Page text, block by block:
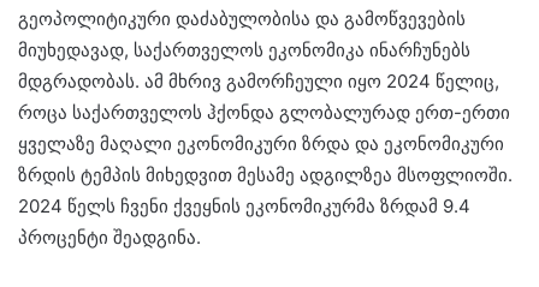
გეოპოლიტიკური დაძაბულობისა და გამოწვევების
მიუხედავად, საქართველოს ეკონომიკა ინარჩუნებს
მდგრადობას. ამ მხრივ გამორჩეული იყო 2024 წელიც,
როცა საქართველოს ჰქონდა გლობალურად ერთ-ერთი
ყველაზე მაღალი ეკონომიკური ზრდა და ეკონომიკური
ზრდის ტემპის მიხედვით მესამე ადგილზეა მსოფლიოში.
2024 წელს ჩვენი ქვეყნის ეკონომიკურმა ზრდამ 9.4
პროცენტი შეადგინა.